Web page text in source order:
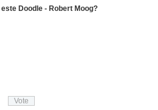
Doodle - Robert Moog?